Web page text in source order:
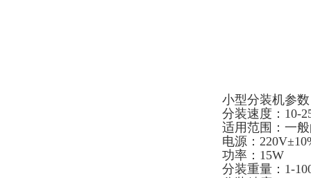
小型分装机参
分装速度：10-
适用范围：一
电源：
功率：15W
分装重量：1-